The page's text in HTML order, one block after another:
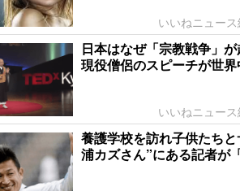
いいねニュー
日本はなぜ「宗教戦争」
現役僧侶のスピーチが世界
いいねニュー
養護学校を訪れ子供たち
浦カズさん”にある記者が